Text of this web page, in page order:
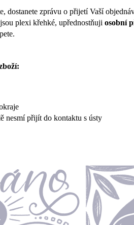
dostanete zprávu o přijetí Vaší
plexi křehké, upřednostňuji osobní
nesmí přijít do kontaktu s ústy